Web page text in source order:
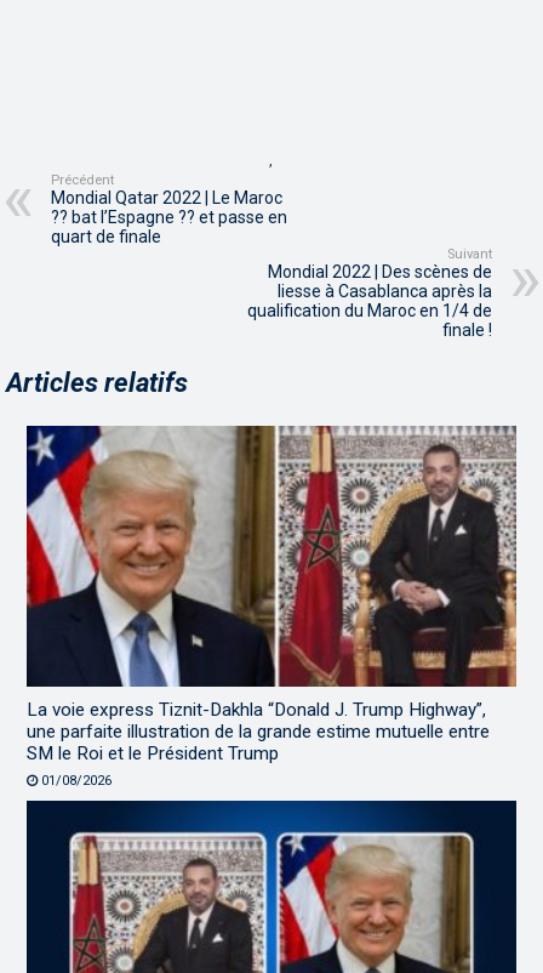
Précédent
Mondial Qatar 2022 | Le Maroc
?? bat l’Espagne ?? et passe en
quart de finale
Suivant
Mondial 2022 | Des scènes de
liesse à Casablanca après la
qualification du Maroc en 1/4 de
finale !
Articles relatifs
La voie express Tiznit-Dakhla “Donald J. Trump Highway”,
une parfaite illustration de la grande estime mutuelle entre
SM le Roi et le Président Trump
01/08/2026